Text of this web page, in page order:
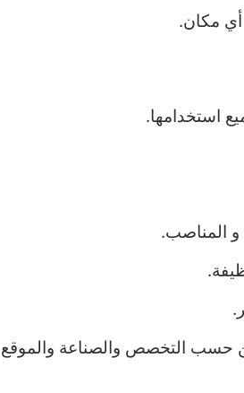
مكان.
استخدامها.
و المناصب.
حسب التخصص والصناعة والموقع